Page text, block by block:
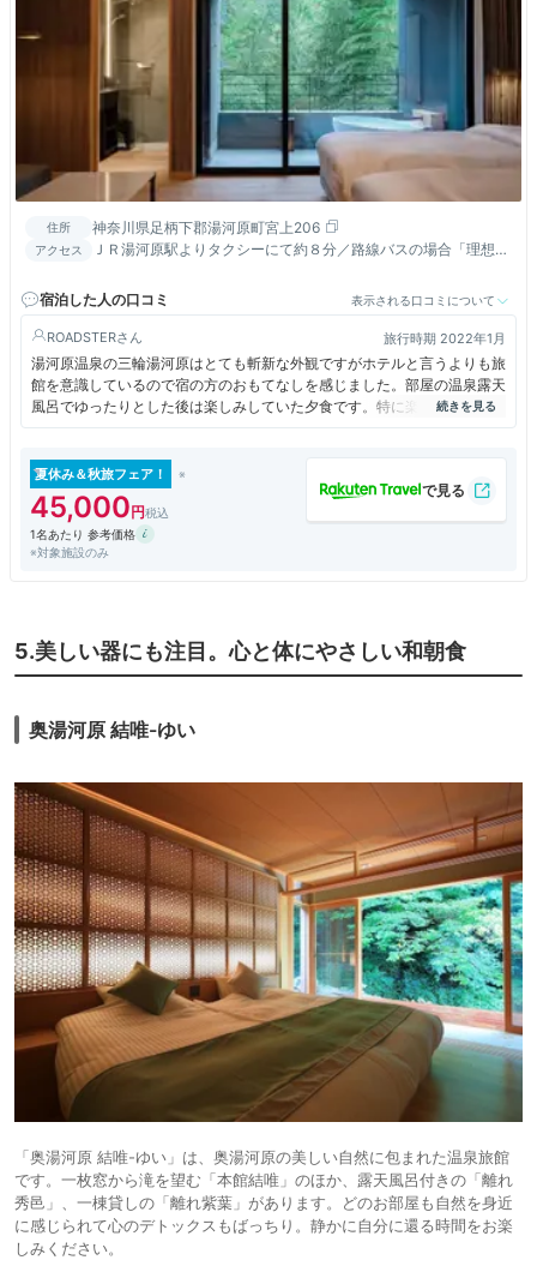
住所 神奈川県足柄下郡湯河原町宮上206
アクセス
ＪＲ湯河原駅よりタクシーにて約８分／路線バスの場合「理想
さい
宿泊した人の口コミ 表示される口コミについて
ROADSTER 旅行時期 2022年1月
湯河原温泉の三輪湯河原はとても斬新な外観ですがホテルと言うよりも旅
館を意識しているので宿の方のおもてなしを感じました。部屋の温泉露天
風呂でゆったりとした後は楽しみしていた夕食です。特に楽しみしていた
のはトリュフご飯でした。これはシェフがテーブルまで来てくれて眼の前
しめました。
夏休み＆秋旅フェア！
45,000
1名あたり 参考価格
※対象施設のみ
5.美しい器にも注目。心と体にやさしい和朝食
奥湯河原 結唯-ゆい
「奥湯河原 結唯-ゆい」は、奥湯河原の美しい自然に包まれた温泉旅館
です。一枚窓から滝を望む「本館結唯」のほか、露天風呂付きの「離れ
秀邑」、一棟貸しの「離れ紫葉」があります。どのお部屋も自然を身近
に感じられて心のデトックスもばっちり。静かに自分に還る時間をお楽
しみください。